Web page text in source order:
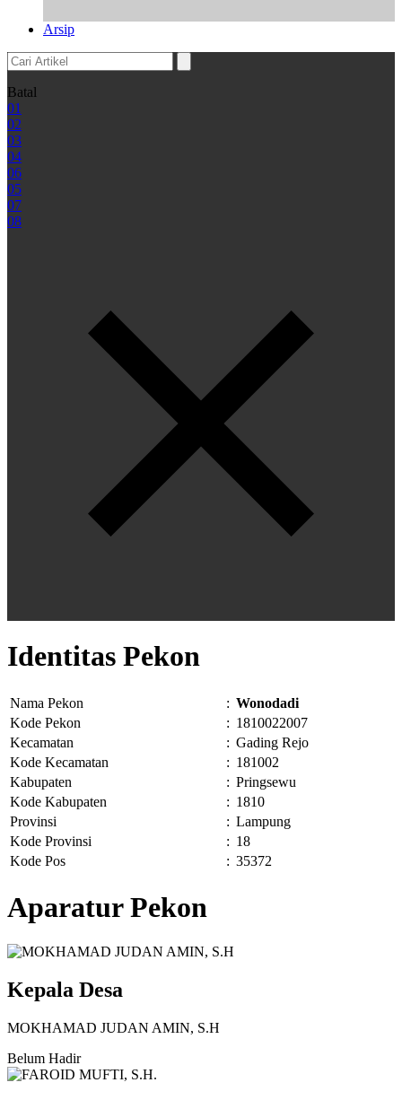
Arsip
Batal
01
02
03
04
06
05
07
08
Identitas Pekon
Nama Pekon : Wonodadi
Kode Pekon
: 1810022007
Kecamatan
: Gading Rejo
Kode Kecamatan
: 181002
Kabupaten
: Pringsewu
Kode Kabupaten
: 1810
Provinsi
: Lampung
Kode Provinsi
: 18
Kode Pos
: 35372
Aparatur Pekon
Kepala Desa
MOKHAMAD JUDAN AMIN, S.H
Belum Hadir